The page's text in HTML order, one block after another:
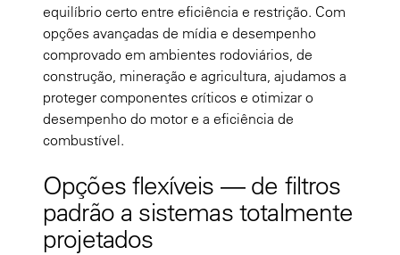
equilíbrio certo entre eficiência e restrição. Com
opções avançadas de mídia e desempenho
comprovado em ambientes rodoviários, de
construção, mineração e agricultura, ajudamos a
proteger componentes críticos e otimizar o
desempenho do motor e a eficiência de
combustível.
Opções flexíveis — de filtros
padrão a sistemas totalmente
projetados